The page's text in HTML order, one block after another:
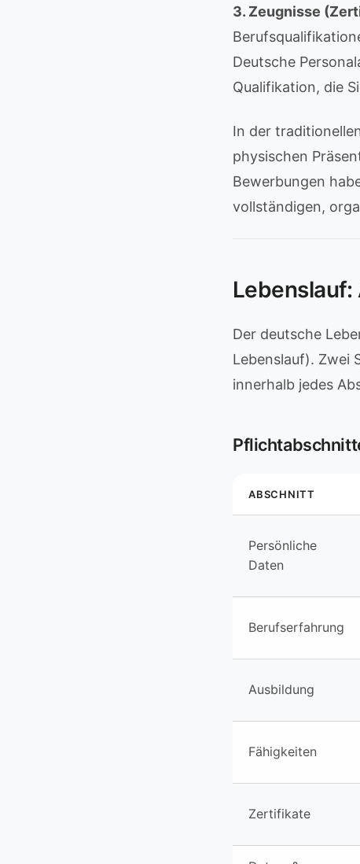
3. Zeugnisse
Deutsche
Qualifikation, die
In der
physischen
Bewerbungen
vollständigen,
Der deutsche
Lebenslauf). Zwei
innerhalb jedes
ABSCHNITT
Persönliche
Daten
Berufserfahrung
Ausbildung
Fähigkeiten
Zertifikate